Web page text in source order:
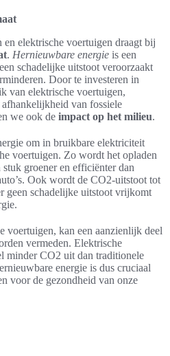
elektrische voertuigen draagt bij
. Hernieuwbare energie is een
schadelijke uitstoot veroorzaakt
Door te investeren in
van elektrische voertuigen,
van fossiele
we ook de impact op het milieu.
om in bruikbare elektriciteit
voertuigen. Zo wordt het opladen
groener en efficiënter dan
Ook wordt de CO2-uitstoot tot
geen schadelijke uitstoot vrijkomt
voertuigen, kan een aanzienlijk deel
vermeden. Elektrische
minder CO2 uit dan traditionele
energie is dus cruciaal
voor de gezondheid van onze